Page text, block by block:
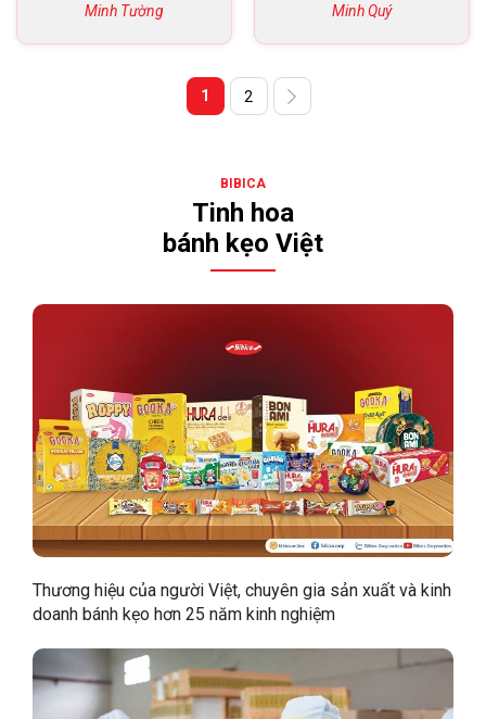
Minh Tường
Minh Quý
1 2
BIBICA
Tinh hoa
bánh kẹo Việt
Thương hiệu của người Việt, chuyên gia sản xuất và kinh
doanh bánh kẹo hơn 25 năm kinh nghiệm